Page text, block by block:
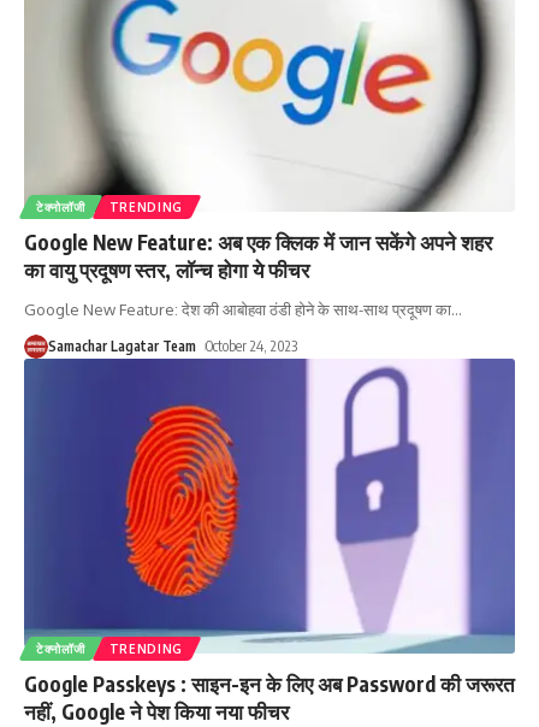
टेक्नोलॉजी TRENDING
Google New Feature: अब एक क्लिक में जान सकेंगे अपने शहर
का वायु प्रदूषण स्तर, लॉन्च होगा ये फीचर
Google New Feature: देश की आबोहवा ठंडी होने के साथ-साथ प्रदूषण का…
Samachar Lagatar Team October 24, 2023
टेक्नोलॉजी TRENDING
Google Passkeys : साइन-इन के लिए अब Password की जरूरत
नहीं, Google ने पेश किया नया फीचर